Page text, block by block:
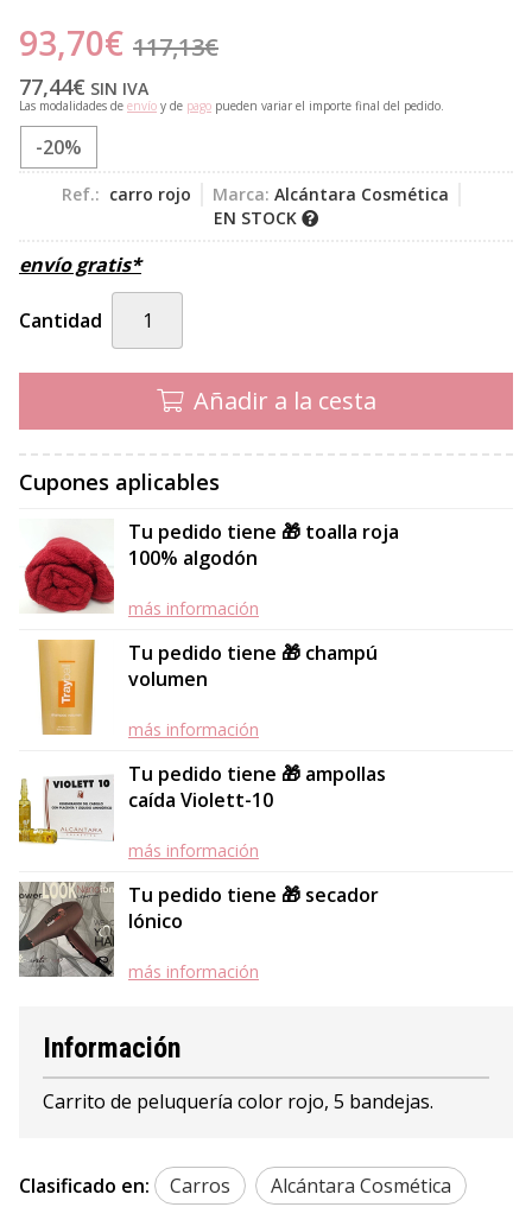
93,70€ 117,13€
77,44€ SIN IVA
Las modalidades de envío y de pago pueden variar el importe final del pedido.
-20%
Ref.: carro rojo Marca: Alcántara Cosmética
EN STOCK
envío gratis*
Cantidad
Añadir a la cesta
Cupones aplicables
Tu pedido tiene 🎁 toalla roja
100% algodón
más información
Tu pedido tiene 🎁 champú
volumen
más información
Tu pedido tiene 🎁 ampollas
caída Violett-10
más información
Tu pedido tiene 🎁 secador
Iónico
más información
Información
Carrito de peluquería color rojo, 5 bandejas.
Clasificado en: Carros Alcántara Cosmética